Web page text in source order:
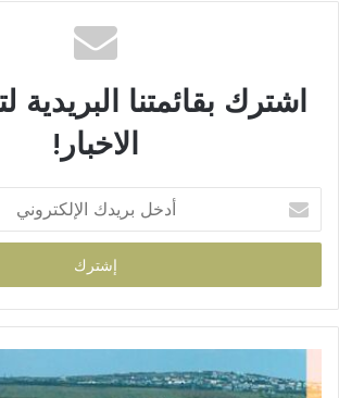
اشترك بقائمتنا البريدية
الاخبار!